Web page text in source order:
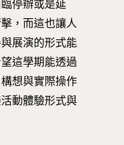
停辦或是延
，而這也讓人
展演的形式能
這學期能透過
想與實際操作
動體驗形式與
團隊成員
24hrs D
D-Day
創新領域學士學位學程
創意創業學分學程
領導學分學程
實作中心
跟著董總實習
企業出題X臺大解題
探索學習計畫
NTU Beyond Borders
⁺SDGs
相關表單
D電子報
EN